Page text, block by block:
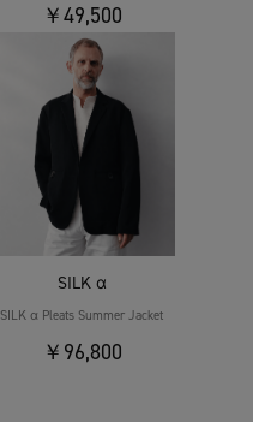
￥49,500
SILK α
SILK α Pleats Summer Jacket
￥96,800